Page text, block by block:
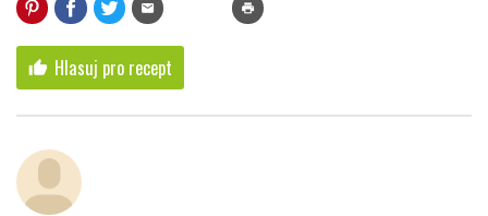
mail print
thumb_up Hlasuj pro recept